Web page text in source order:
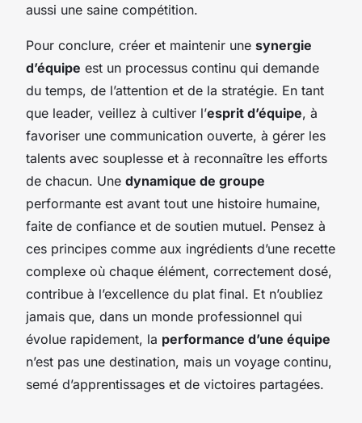
aussi une saine compétition.
Pour conclure, créer et maintenir une synergie
d’équipe est un processus continu qui demande
du temps, de l’attention et de la stratégie. En tant
que leader, veillez à cultiver l’esprit d’équipe, à
favoriser une communication ouverte, à gérer les
talents avec souplesse et à reconnaître les efforts
de chacun. Une dynamique de groupe
performante est avant tout une histoire humaine,
faite de confiance et de soutien mutuel. Pensez à
ces principes comme aux ingrédients d’une recette
complexe où chaque élément, correctement dosé,
contribue à l’excellence du plat final. Et n’oubliez
jamais que, dans un monde professionnel qui
évolue rapidement, la performance d’une équipe
n’est pas une destination, mais un voyage continu,
semé d’apprentissages et de victoires partagées.